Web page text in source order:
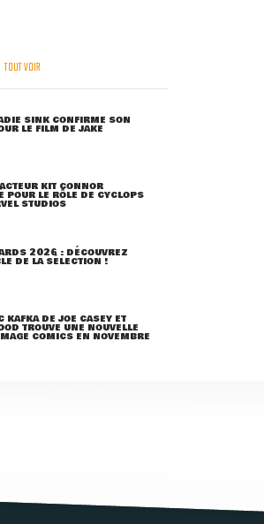
TOUT VOIR
SINK CONFIRME SON
LE FILM DE JAKE
KIT CONNOR
POUR LE RÔLE DE CYCLOPS
STUDIOS
2026 : DÉCOUVREZ
DE LA SÉLECTION !
KAFKA DE JOE CASEY ET
TROUVE UNE NOUVELLE
COMICS EN NOVEMBRE